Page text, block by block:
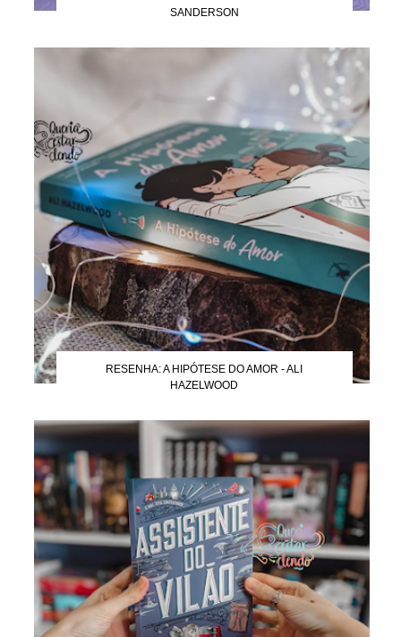
SANDERSON
RESENHA: A HIPÓTESE DO AMOR - ALI
HAZELWOOD